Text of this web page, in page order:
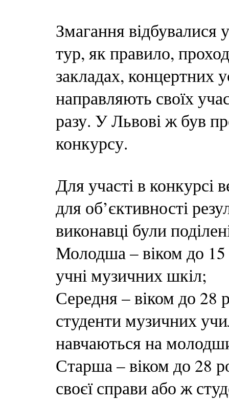
Змагання відбувалися
тур, як правило,
закладах, концертних
направляють своїх
разу. У Львові ж був
конкурсу.
Для участі в конкурсі
для об’єктивності
виконавці були
Молодша – віком до
учні музичних шкіл;
Середня – віком до 28
студенти музичних
навчаються на
Старша – віком до 28
своєї справи або ж